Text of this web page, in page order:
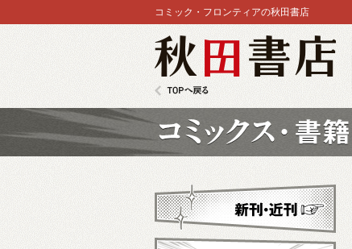
コミック・フロンティアの秋田書店
新刊・近刊